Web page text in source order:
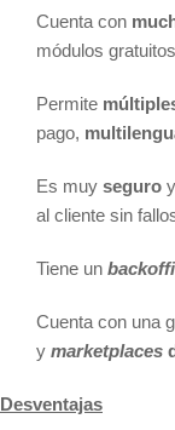
Cuenta con
módulos
Permite
pago,
Es muy seguro
al cliente sin
Tiene un
Cuenta con una
y marketplaces
Desventajas